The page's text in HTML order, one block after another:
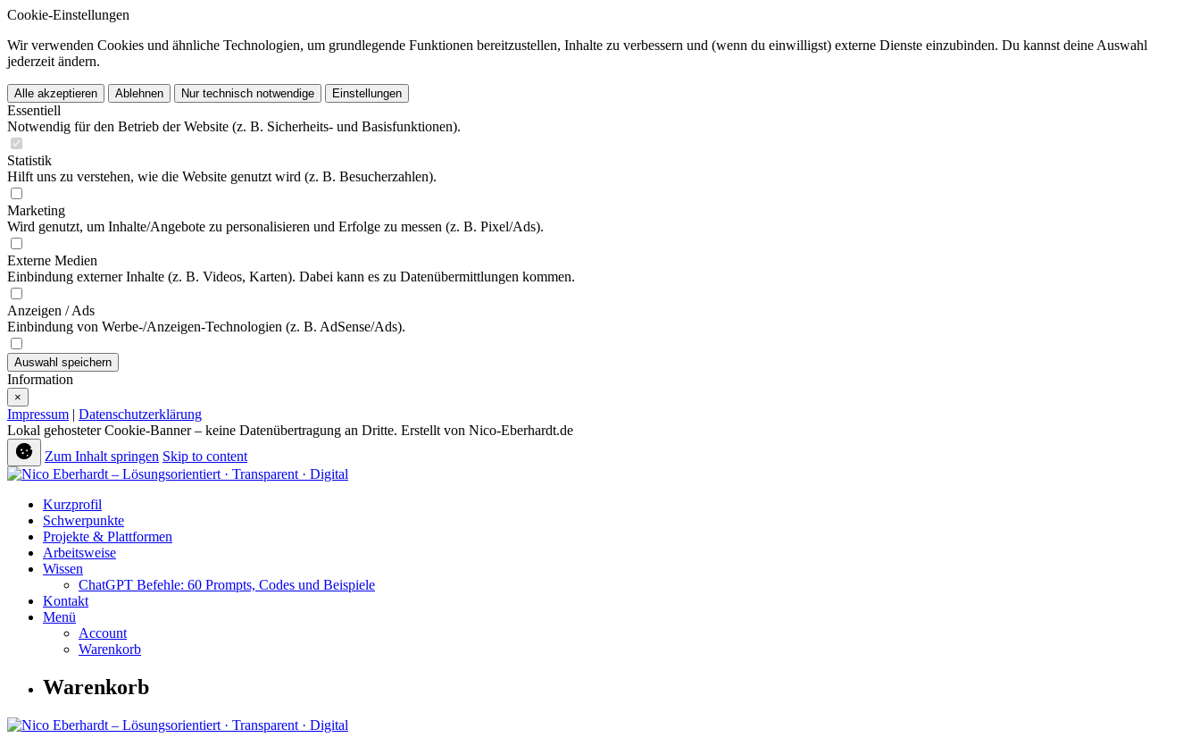
Cookie-Einstellungen
Wir verwenden Cookies und ähnliche Technologien, um grundlegende Funktionen bereitzustellen, Inhalte zu verbessern und (wenn du einwilligst) externe Dienste einzubinden. Du kannst deine Auswahl
jederzeit ändern.
Alle akzeptieren Ablehnen Nur technisch notwendige Einstellungen
Essentiell
Notwendig für den Betrieb der Website (z. B. Sicherheits- und Basisfunktionen).
Statistik
Hilft uns zu verstehen, wie die Website genutzt wird (z. B. Besucherzahlen).
Marketing
Wird genutzt, um Inhalte/Angebote zu personalisieren und Erfolge zu messen (z. B. Pixel/Ads).
Externe Medien
Einbindung externer Inhalte (z. B. Videos, Karten). Dabei kann es zu Datenübermittlungen kommen.
Anzeigen / Ads
Einbindung von Werbe-/Anzeigen-Technologien (z. B. AdSense/Ads).
Auswahl speichern
Information
×
Impressum | Datenschutzerklärung
Lokal gehosteter Cookie-Banner – keine Datenübertragung an Dritte. Erstellt von Nico-Eberhardt.de
Zum Inhalt springen Skip to content
Kurzprofil
Schwerpunkte
Projekte & Plattformen
Arbeitsweise
Wissen
ChatGPT Befehle: 60 Prompts, Codes und Beispiele
Kontakt
Menü
Account
Warenkorb
Warenkorb